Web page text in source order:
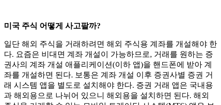
미국 주식 어떻게 사고팔까?
일단 해외 주식을 거래하려면 해외 주식용 계좌를 개설해야 한
다. 요즘은 비대면 계좌 개설이 가능하므로, 거래를 원하는 증
권사의 계좌 개설 애플리케이션(이하 앱)을 핸드폰에 받아 계
좌를 개설하면 된다. 보통은 계좌 개설 이후 증권사별 증권 거
래 시스템 앱을 별도로 설치해야 한다. 증권 거래 앱은 국내용
과 해외용으로 나뉘어 있으니 해외용을 설치하면 된다. 해외